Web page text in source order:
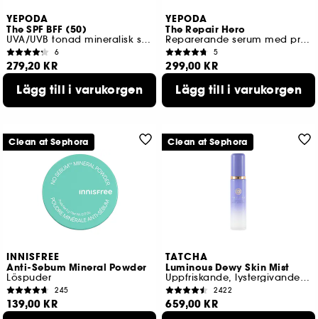
YEPODA
The SPF BFF (50)
UVA/UVB tonad mineralisk solskyddskräm SPF 50 PA+++
6
279,20 KR
Lägsta pris : 349,00 KR
Lägg till i varukorgen
YEPODA
The Repair Hero
Reparerande serum med probiotika och niacinamid
5
299,00 KR
Lägg till i varukorgen
INNISFREE
Anti-Sebum Mineral Powder
Löspuder
245
139,00 KR
Clean at Sephora
TATCHA
Luminous Dewy Skin Mist
Uppfriskande, lystergivande mist
2422
659,00 KR
Clean at Sephora